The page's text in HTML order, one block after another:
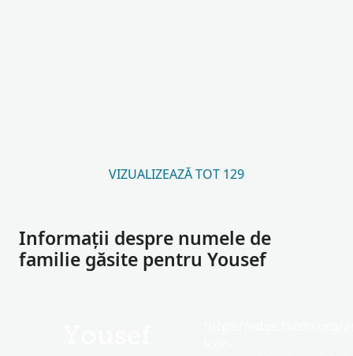
VIZUALIZEAZĂ TOT 129
Informații despre numele de
familie găsite pentru Yousef